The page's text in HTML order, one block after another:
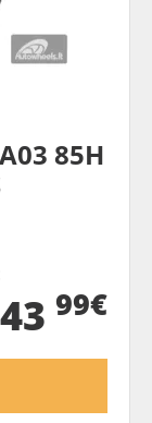
85H
43 99€